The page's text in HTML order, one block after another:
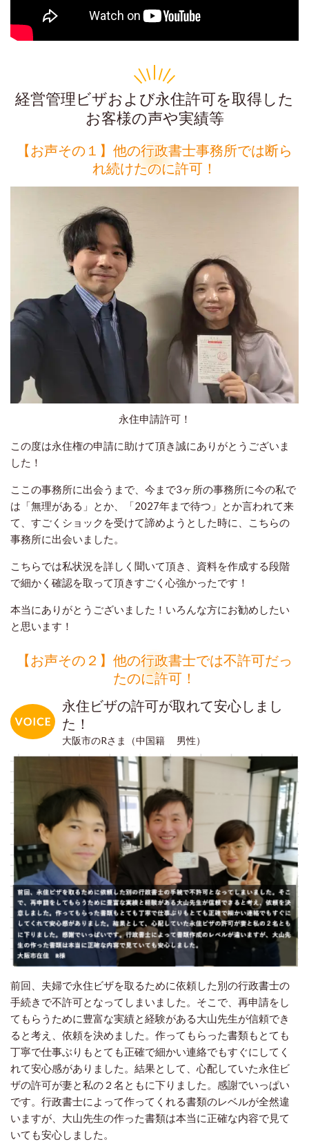
経営管理ビザおよび永住許可を取得した
お客様の声や実績等
【お声その１】他の行政書士事務所では断ら
れ続けたのに許可！
永住申請許可！
この度は永住権の申請に助けて頂き誠にありがとうございま
した！
ここの事務所に出会うまで、今まで3ヶ所の事務所に今の私で
は「無理がある」とか、「2027年まで待つ」とか言われて来
て、すごくショックを受けて諦めようとした時に、こちらの
事務所に出会いました。
こちらでは私状況を詳しく聞いて頂き、資料を作成する段階
で細かく確認を取って頂きすごく心強かったです！
本当にありがとうございました！いろんな方にお勧めしたい
と思います！
【お声その２】他の行政書士では不許可だっ
たのに許可！
永住ビザの許可が取れて安心しまし
た！
大阪市のRさま（中国籍 男性）
前回、夫婦で永住ビザを取るために依頼した別の行政書士の
手続きで不許可となってしまいました。そこで、再申請をし
てもらうために豊富な実績と経験がある大山先生が信頼でき
ると考え、依頼を決めました。作ってもらった書類もとても
丁寧で仕事ぶりもとても正確で細かい連絡でもすぐにしてく
れて安心感がありました。結果として、心配していた永住ビ
ザの許可が妻と私の２名ともに下りました。感謝でいっぱい
です。行政書士によって作ってくれる書類のレベルが全然違
いますが、大山先生の作った書類は本当に正確な内容で見て
いても安心しました。